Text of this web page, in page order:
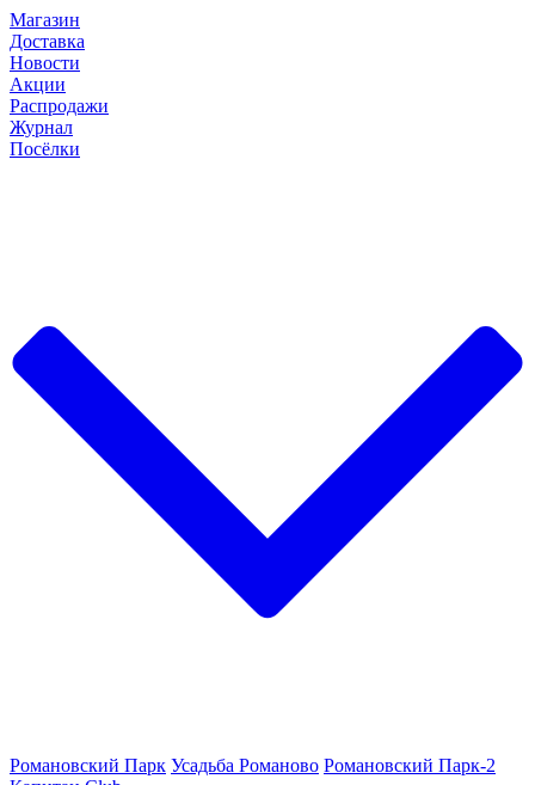
Магазин
Доставка
Новости
Акции
Распродажи
Журнал
Посёлки
Романовский Парк Усадьба Романово Романовский Парк-2